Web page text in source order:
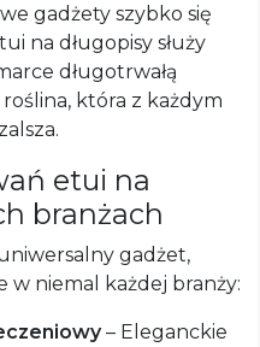
gadżety szybko się
na długopisy służy
długotrwałą
która z każdym
etui na
branżach
gadżet,
w niemal każdej branży:
– Eleganckie